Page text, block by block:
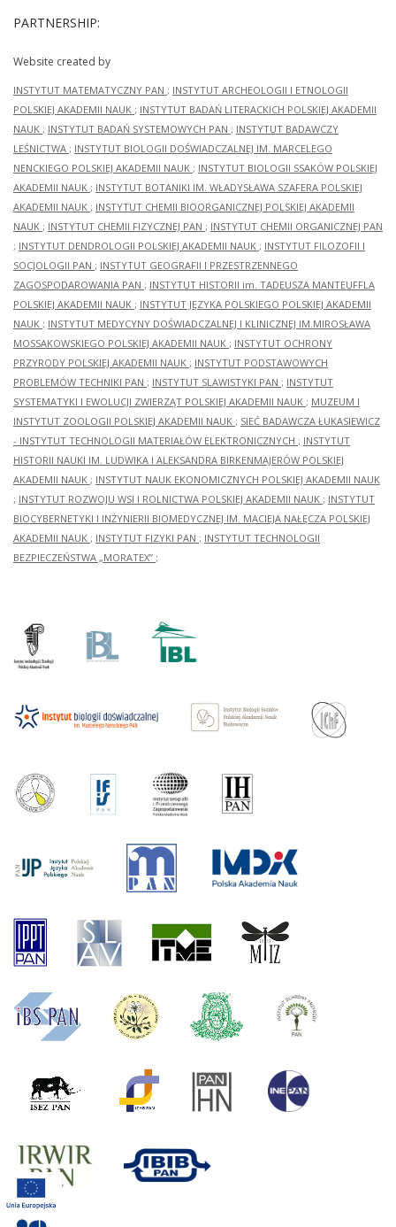
PARTNERSHIP:
Website created by
INSTYTUT MATEMATYCZNY PAN ; INSTYTUT ARCHEOLOGII I ETNOLOGII
POLSKIEJ AKADEMII NAUK ; INSTYTUT BADAŃ LITERACKICH POLSKIEJ AKADEMII
NAUK ; INSTYTUT BADAŃ SYSTEMOWYCH PAN ; INSTYTUT BADAWCZY
LEŚNICTWA ; INSTYTUT BIOLOGII DOŚWIADCZALNEJ IM. MARCELEGO
NENCKIEGO POLSKIEJ AKADEMII NAUK ; INSTYTUT BIOLOGII SSAKÓW POLSKIEJ
AKADEMII NAUK ; INSTYTUT BOTANIKI IM. WŁADYSŁAWA SZAFERA POLSKIEJ
AKADEMII NAUK ; INSTYTUT CHEMII BIOORGANICZNEJ POLSKIEJ AKADEMII
NAUK ; INSTYTUT CHEMII FIZYCZNEJ PAN ; INSTYTUT CHEMII ORGANICZNEJ PAN
; INSTYTUT DENDROLOGII POLSKIEJ AKADEMII NAUK ; INSTYTUT FILOZOFII I
SOCJOLOGII PAN ; INSTYTUT GEOGRAFII I PRZESTRZENNEGO
ZAGOSPODAROWANIA PAN ; INSTYTUT HISTORII im. TADEUSZA MANTEUFFLA
POLSKIEJ AKADEMII NAUK ; INSTYTUT JĘZYKA POLSKIEGO POLSKIEJ AKADEMII
NAUK ; INSTYTUT MEDYCYNY DOŚWIADCZALNEJ I KLINICZNEJ IM.MIROSŁAWA
MOSSAKOWSKIEGO POLSKIEJ AKADEMII NAUK ; INSTYTUT OCHRONY
PRZYRODY POLSKIEJ AKADEMII NAUK ; INSTYTUT PODSTAWOWYCH
PROBLEMÓW TECHNIKI PAN ; INSTYTUT SLAWISTYKI PAN ; INSTYTUT
SYSTEMATYKI I EWOLUCJI ZWIERZĄT POLSKIEJ AKADEMII NAUK ; MUZEUM I
INSTYTUT ZOOLOGII POLSKIEJ AKADEMII NAUK ; SIEĆ BADAWCZA ŁUKASIEWICZ
- INSTYTUT TECHNOLOGII MATERIAŁÓW ELEKTRONICZNYCH ; INSTYTUT
HISTORII NAUKI IM. LUDWIKA I ALEKSANDRA BIRKENMAJERÓW POLSKIEJ
AKADEMII NAUK ; INSTYTUT NAUK EKONOMICZNYCH POLSKIEJ AKADEMII NAUK
; INSTYTUT ROZWOJU WSI I ROLNICTWA POLSKIEJ AKADEMII NAUK ; INSTYTUT
BIOCYBERNETYKI I INŻYNIERII BIOMEDYCZNEJ IM. MACIEJA NAŁĘCZA POLSKIEJ
AKADEMII NAUK ; INSTYTUT FIZYKI PAN ; INSTYTUT TECHNOLOGII
BEZPIECZEŃSTWA „MORATEX” ;